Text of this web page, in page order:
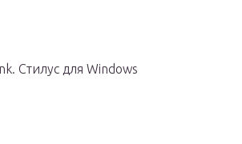
Стилус для Windows